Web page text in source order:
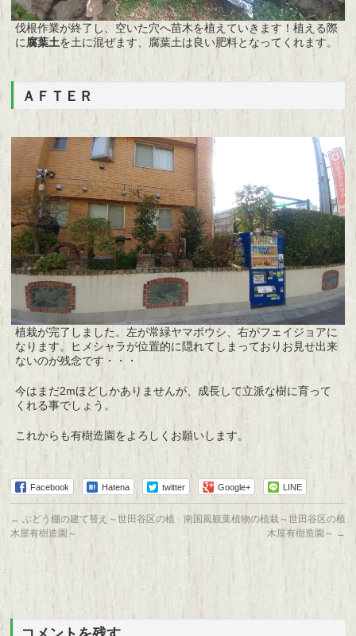
伐根作業が終了し、空いた穴へ苗木を植えていきます！植える際
に腐葉土を土に混ぜます、腐葉土は良い肥料となってくれます。
ＡＦＴＥＲ
植栽が完了しました。左が常緑ヤマボウシ、右がフェイジョアに
なります。ヒメシャラが位置的に隠れてしまっておりお見せ出来
ないのが残念です・・・
今はまだ2mほどしかありませんが、成長して立派な樹に育って
くれる事でしょう。
これからも有樹造園をよろしくお願いします。
Facebook Hatena twitter Google+ LINE
← ぶどう棚の建て替え～世田谷区の植
木屋有樹造園～
南国風観葉植物の植栽～世田谷区の植
木屋有樹造園～ →